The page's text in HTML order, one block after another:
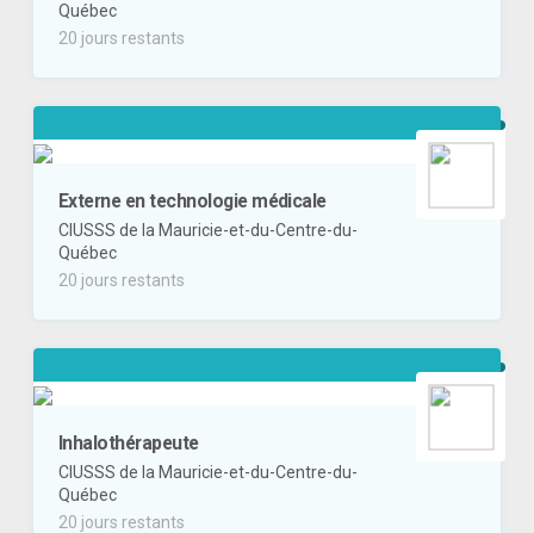
Québec
20 jours restants
Externe en technologie médicale
CIUSSS de la Mauricie-et-du-Centre-du-
Québec
20 jours restants
Inhalothérapeute
CIUSSS de la Mauricie-et-du-Centre-du-
Québec
20 jours restants